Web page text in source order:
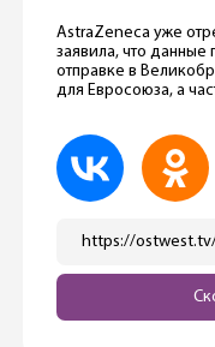
AstraZeneca уже
заявила, что данные
отправке в
для Евросоюза, а